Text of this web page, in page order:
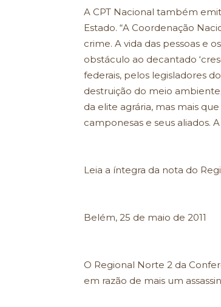
A CPT Nacional também
Estado. “A Coordenação
crime. A vida das pessoas e
obstáculo ao decantado
federais, pelos legisladores
destruição do meio
da elite agrária, mas mais
camponesas e seus aliados.
Leia a íntegra da nota do
Belém, 25 de maio de 2011
O Regional Norte 2 da
em razão de mais um